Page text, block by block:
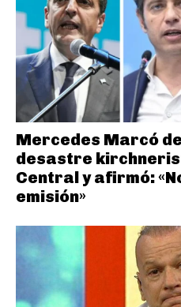
Mercedes Marcó
desastre
Central y afirmó:
emisión»